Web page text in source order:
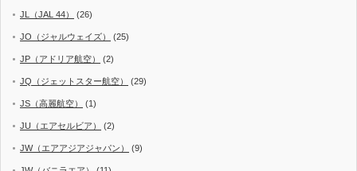
JL（JAL 44） (26)
JO（ジャルウェイズ） (25)
JP（アドリア航空） (2)
JQ（ジェットスター航空） (29)
JS（高麗航空） (1)
JU（エアセルビア） (2)
JW（エアアジアジャパン） (9)